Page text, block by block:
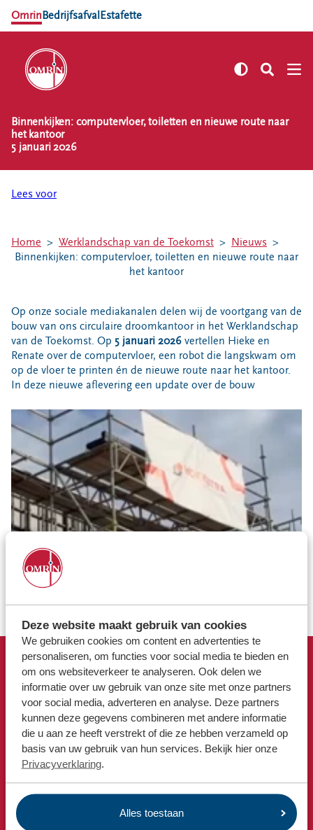
Deze website maakt gebruik van cookies
We gebruiken cookies om content en advertenties te
personaliseren, om functies voor social media te bieden en
om ons websiteverkeer te analyseren. Ook delen we
informatie over uw gebruik van onze site met onze partners
voor social media, adverteren en analyse. Deze partners
kunnen deze gegevens combineren met andere informatie
die u aan ze heeft verstrekt of die ze hebben verzameld op
basis van uw gebruik van hun services. Bekijk hier onze
Privacyverklaring.
Alles toestaan
OmrinBedrijfsafval Estafette
NL EN
Zelf regelen
Omrin Afvalapp
Milieustraten
Milieupas aanvragen
Bouwcontainer huren
Ons verhaal
Nieuws
Over Omrin
Hier werken we aan
Ecopark De Wierde
Reststoffen Energie Centrale
Projecten
Contact
Storing, klacht of vraag
Klantenservice SYP
VeeIgestelde vragen
Pers
Locaties
Werken bij
Voor gemeenten
Voor leveranciers en bezoekers
Binnenkijken: computervloer, toiletten en nieuwe route naar
het kantoor
5 januari 2026
Lees voor
Home Werklandschap van de Toekomst
Nieuws
Binnenkijken: computervloer, toiletten en nieuwe route naar
het kantoor
Op onze sociale mediakanalen delen wij de voortgang van de
bouw van ons circulaire droomkantoor in het Werklandschap
van de Toekomst. Op 5 januari 2026 vertellen Hieke en
Renate over de computervloer, een robot die langskwam om
op de vloer te printen én de nieuwe route naar het kantoor.
In deze nieuwe aflevering een update over de bouw
Snel naar
Afvalkalender
Omrin Afvalapp
Milieustraat
Afspraak milieustraat
Bekijk ook
Nieuws